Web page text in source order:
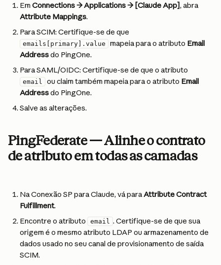
Em Connections → Applications → [Claude App], abra
Attribute Mappings.
Para SCIM: Certifique-se de que
emails[primary].value mapeia para o atributo Email
Address do PingOne.
Para SAML/OIDC: Certifique-se de que o atributo
email ou claim também mapeia para o atributo Email
Address do PingOne.
Salve as alterações.
PingFederate — Alinhe o contrato
de atributo em todas as camadas
Na Conexão SP para Claude, vá para Attribute Contract
Fulfillment.
Encontre o atributo
email . Certifique-se de que sua
origem é o mesmo atributo LDAP ou armazenamento de
dados usado no seu canal de provisionamento de saída
SCIM.